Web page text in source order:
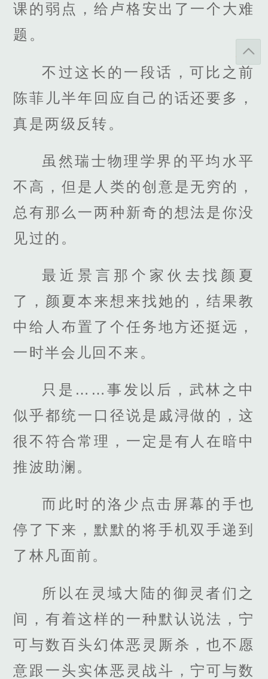
课的弱点，给卢格安出了一个大难
题。
不过这长的一段话，可比之前
陈菲儿半年回应自己的话还要多，
真是两级反转。
虽然瑞士物理学界的平均水平
不高，但是人类的创意是无穷的，
总有那么一两种新奇的想法是你没
见过的。
最近景言那个家伙去找颜夏
了，颜夏本来想来找她的，结果教
中给人布置了个任务地方还挺远，
一时半会儿回不来。
只是……事发以后，武林之中
似乎都统一口径说是戚浔做的，这
很不符合常理，一定是有人在暗中
推波助澜。
而此时的洛少点击屏幕的手也
停了下来，默默的将手机双手递到
了林凡面前。
所以在灵域大陆的御灵者们之
间，有着这样的一种默认说法，宁
可与数百头幻体恶灵厮杀，也不愿
意跟一头实体恶灵战斗，宁可与数